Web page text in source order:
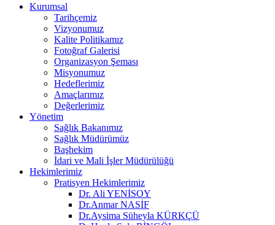
Kurumsal
Tarihçemiz
Vizyonumuz
Kalite Politikamız
Fotoğraf Galerisi
Organizasyon Şeması
Misyonumuz
Hedeflerimiz
Amaçlarımız
Değerlerimiz
Yönetim
Sağlık Bakanımız
Sağlık Müdürümüz
Başhekim
İdari ve Mali İşler Müdürülüğü
Hekimlerimiz
Pratisyen Hekimlerimiz
Dr. Ali YENİSOY
Dr.Anmar NASİF
Dr.Aysima Süheyla KÜRKÇÜ